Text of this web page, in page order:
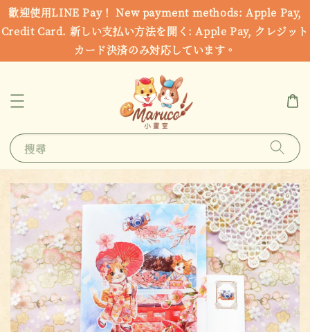
歡迎使用LINE Pay！ New payment methods: Apple Pay,
Credit Card. 新しい支払い方法を開く: Apple Pay, クレジット
カード決済のみ対応しています。
搜尋